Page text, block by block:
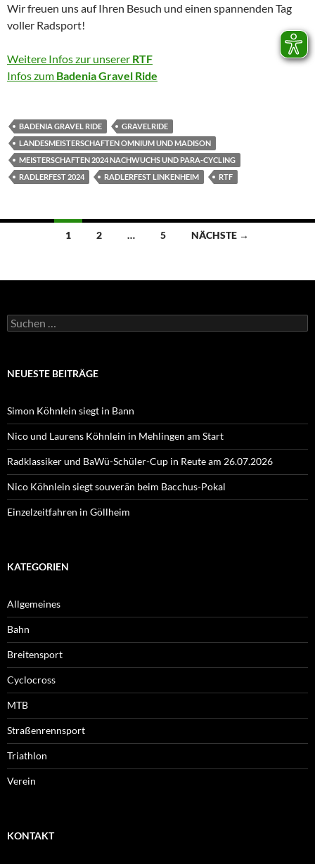
Wir freuen uns auf Ihren Besuch und einen spannenden Tag
voller Radsport!
Weitere Infos zur unserer RTF
Infos zum Badenia Gravel Ride
BADENIA GRAVEL RIDE
GRAVELRIDE
LANDESMEISTERSCHAFTEN OMNIUM UND MADISON
MEISTERSCHAFTEN 2024 NACHWUCHS UND PARA-CYCLING
RADLERFEST 2024
RADLERFEST LINKENHEIM RTF
Beitragsnavigation
1 2 … 5 NÄCHSTE →
Suchen
nach:
NEUESTE BEITRÄGE
Simon Köhnlein siegt in Bann
Nico und Laurens Köhnlein in Mehlingen am Start
Radklassiker und BaWü-Schüler-Cup in Reute am 26.07.2026
Nico Köhnlein siegt souverän beim Bacchus-Pokal
Einzelzeitfahren in Göllheim
KATEGORIEN
Allgemeines
Bahn
Breitensport
Cyclocross
MTB
Straßenrennsport
Triathlon
Verein
KONTAKT